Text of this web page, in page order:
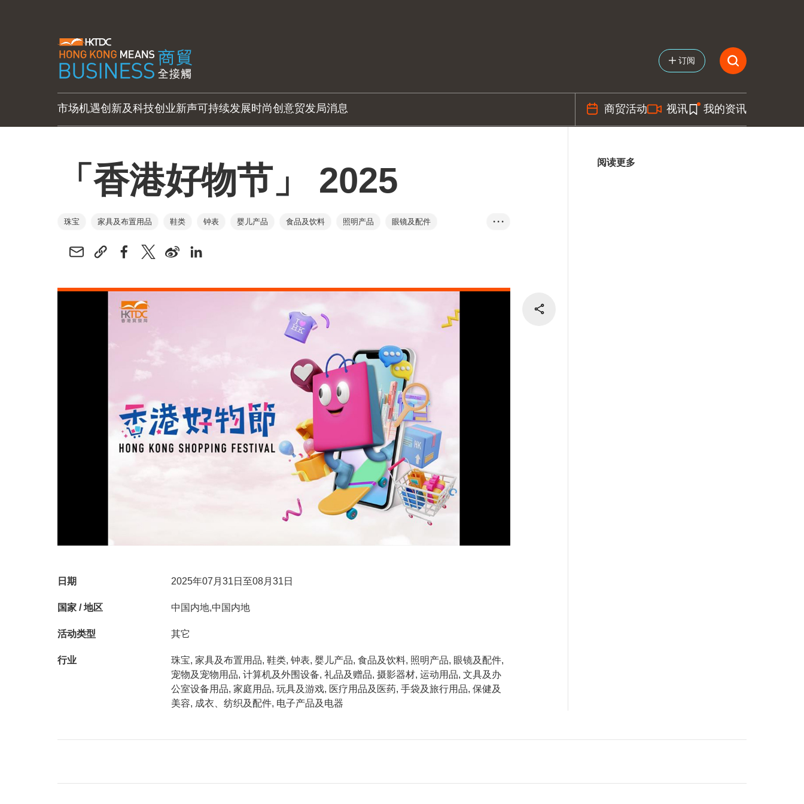
订阅
市场机遇创新及科技创业新声可持续发展时尚创意贸发局消息 商贸活动 视讯 我的资讯
「香港好物节」 2025
珠宝 家具及布置用品 鞋类 钟表 婴儿产品 食品及饮料 照明产品
眼镜及配件
家庭用品
玩具及游戏 医疗用品及医药
• • •
日期 2025年07月31日至08月31日
国家 / 地区 中国内地,中国内地
活动类型 其它
行业
珠宝, 家具及布置用品, 鞋类, 钟表, 婴儿产品, 食品及饮料, 照明产品, 眼镜及配件,
宠物及宠物用品, 计算机及外围设备, 礼品及赠品, 摄影器材, 运动用品, 文具及办
公室设备用品, 家庭用品, 玩具及游戏, 医疗用品及医药, 手袋及旅行用品, 保健及
美容, 成衣、纺织及配件, 电子产品及电器
阅读更多